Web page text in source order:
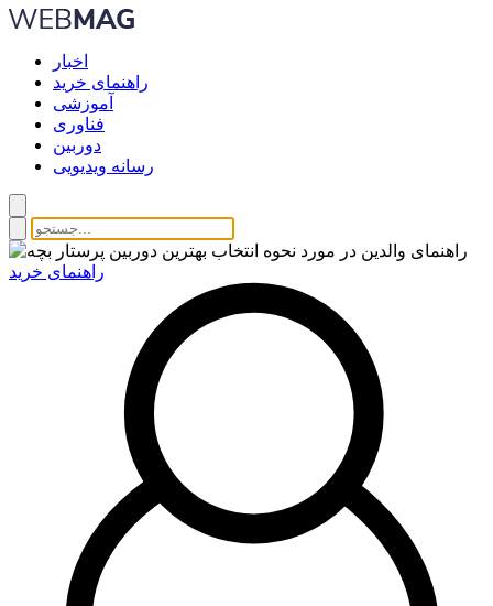
اخبار
راهنمای خرید
آموزشی
فناوری
دوربین
رسانه ویدیویی
راهنمای خرید